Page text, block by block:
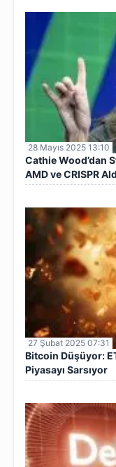
28 Mayıs 2025 13:10
Cathie Wood’dan
AMD ve CRISPR
27 Şubat 2025 07:31
Bitcoin Düşüyor:
Piyasayı Sarsıyor